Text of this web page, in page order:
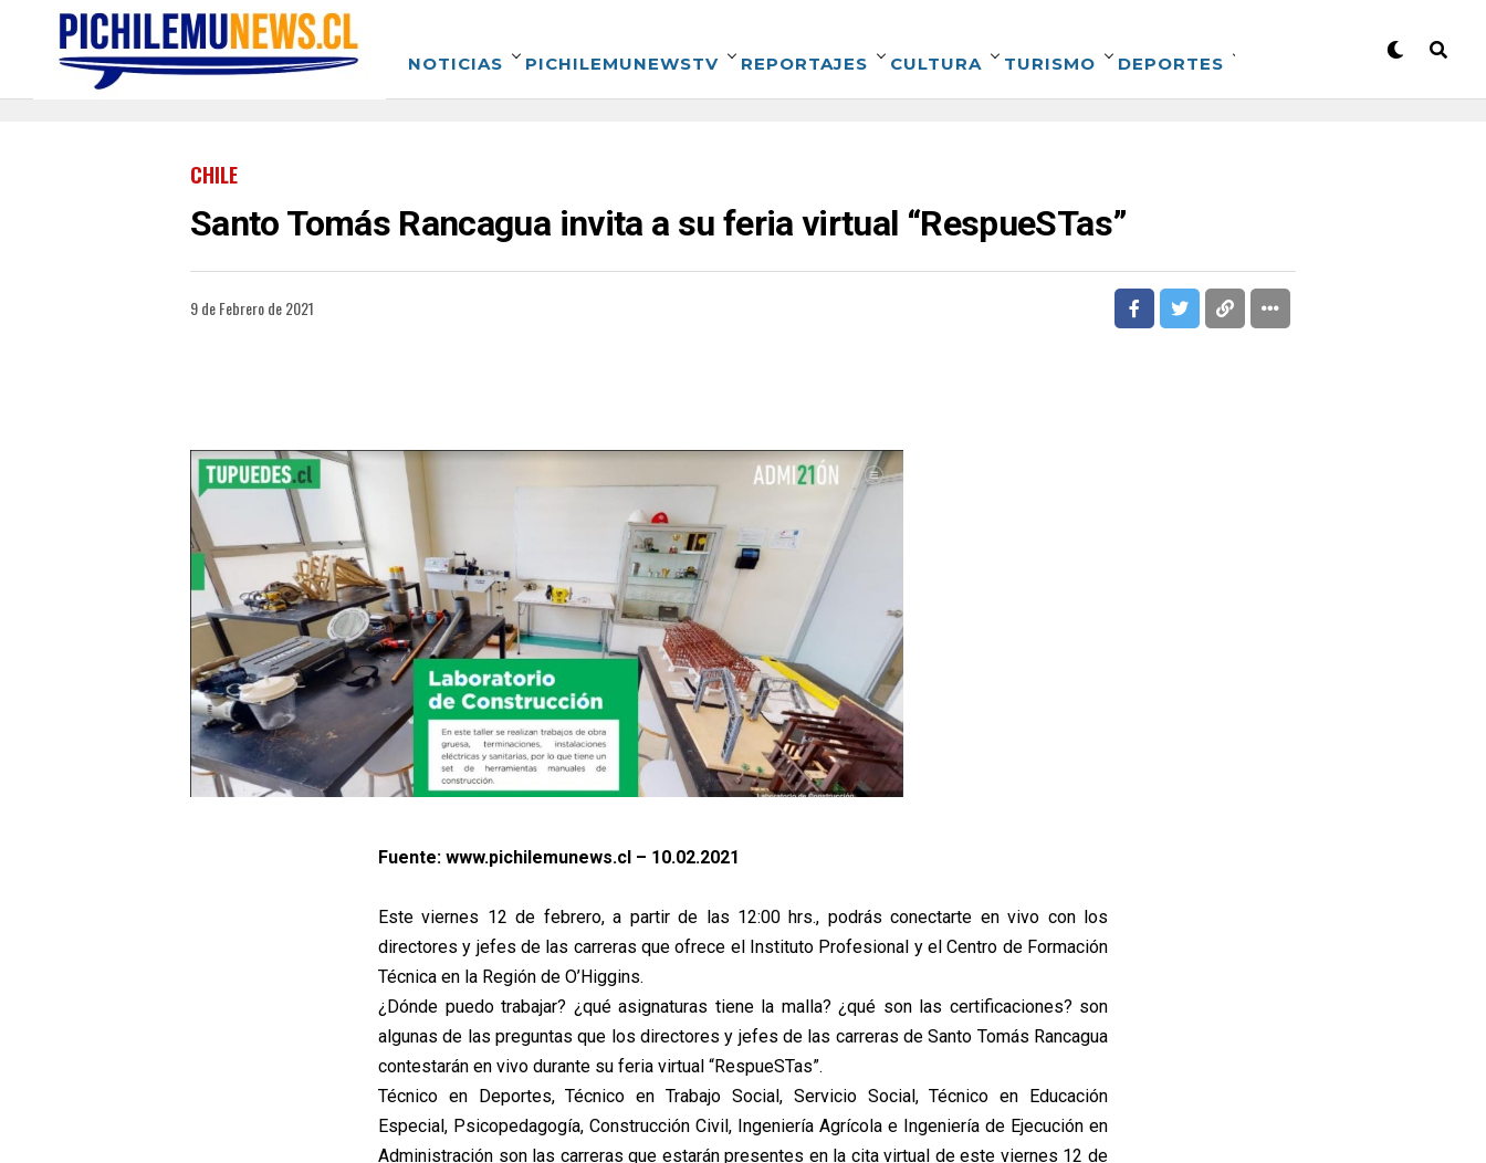
NOTICIAS PICHILEMUNEWSTV REPORTAJES CULTURA TURISMO DEPORTES
CHILE
Santo Tomás Rancagua invita a su feria virtual “RespueSTas”
9 de Febrero de 2021
Fuente: www.pichilemunews.cl – 10.02.2021
Este viernes 12 de febrero, a partir de las 12:00 hrs., podrás conectarte en vivo con los
directores y jefes de las carreras que ofrece el Instituto Profesional y el Centro de Formación
Técnica en la Región de O’Higgins.
¿Dónde puedo trabajar? ¿qué asignaturas tiene la malla? ¿qué son las certificaciones? son
algunas de las preguntas que los directores y jefes de las carreras de Santo Tomás Rancagua
contestarán en vivo durante su feria virtual “RespueSTas”.
Técnico en Deportes, Técnico en Trabajo Social, Servicio Social, Técnico en Educación
Especial, Psicopedagogía, Construcción Civil, Ingeniería Agrícola e Ingeniería de Ejecución en
Administración son las carreras que estarán presentes en la cita virtual de este viernes 12 de